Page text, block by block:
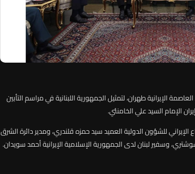
العاصمةالإيرانيةطهران،لتمثيلالجمهوريةاللبنانيةفيمراسمالتأبين
إيرانالإمامالسيدعليالخامنئي.
الإيرانيللشؤونالدوليةالعميدسيدحمزهقلندري،ومديردائرةالشرق
وسفيرلبنانلدىالجمهوريةالإسلاميةالإيرانيةأحمدسويدان.